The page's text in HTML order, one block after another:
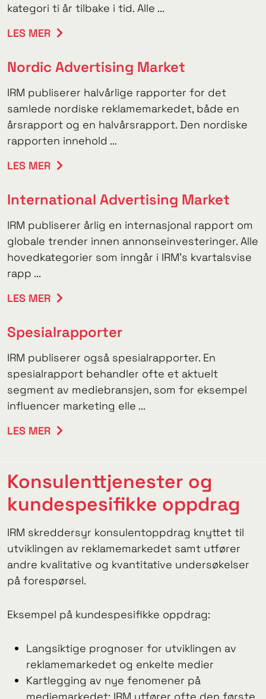
kategori ti år tilbake i tid. Alle ...
LES MER
Nordic Advertising Market
IRM publiserer halvårlige rapporter for det
samlede nordiske reklamemarkedet, både en
årsrapport og en halvårsrapport. Den nordiske
rapporten innehold ...
LES MER
International Advertising Market
IRM publiserer årlig en internasjonal rapport om
globale trender innen annonseinvesteringer. Alle
hovedkategorier som inngår i IRM's kvartalsvise
rapp ...
LES MER
Spesialrapporter
IRM publiserer også spesialrapporter. En
spesialrapport behandler ofte et aktuelt
segment av mediebransjen, som for eksempel
influencer marketing elle ...
LES MER
Konsulenttjenester og
kundespesifikke oppdrag
IRM skreddersyr konsulentoppdrag knyttet til
utviklingen av reklamemarkedet samt utfører
andre kvalitative og kvantitative undersøkelser
på forespørsel.
Eksempel på kundespesifikke oppdrag:
Langsiktige prognoser for utviklingen av
reklamemarkedet og enkelte medier
Kartlegging av nye fenomener på